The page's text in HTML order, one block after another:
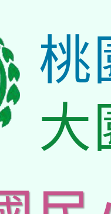
桃
大